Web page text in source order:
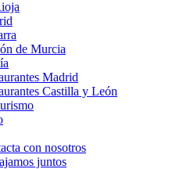
de Murcia
Madrid
Castilla y León
con nosotros
juntos